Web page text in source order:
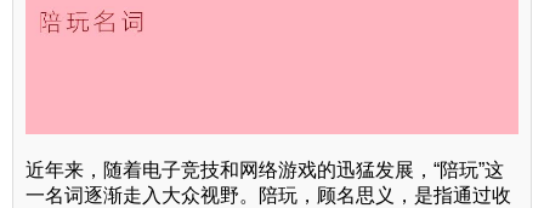
近年来，随着电子竞技和网络游戏的迅猛发展，“陪玩”这
一名词逐渐走入大众视野。陪玩，顾名思义，是指通过收